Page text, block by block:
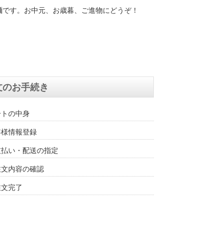
す。お中元、お歳暮、ご進物にどうぞ！
お手続き
の中身
情報登録
い・配送の指定
内容の確認
完了